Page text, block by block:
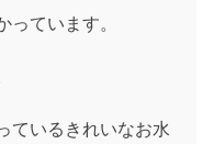
っています。
ているきれいなお水